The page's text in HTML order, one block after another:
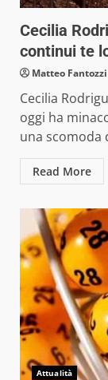
Cecilia
continui te
Matteo Fantozzi
Cecilia
oggi ha
una scomoda
Read More
Attualità